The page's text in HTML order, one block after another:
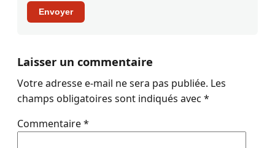
Envoyer
Laisser un commentaire
Votre adresse e-mail ne sera pas publiée. Les
champs obligatoires sont indiqués avec *
Commentaire*